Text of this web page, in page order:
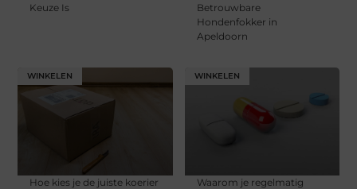
Keuze Is
Betrouwbare
Hondenfokker in
Apeldoorn
WINKELEN
Hoe kies je de juiste koerier
WINKELEN
Waarom je regelmatig